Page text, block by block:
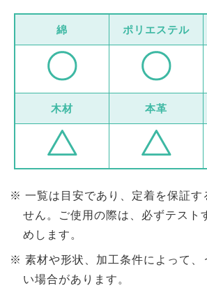
綿 ポリエステル
木材 本革
一覧は目安であり、定着を保証す
せん。ご使用の際は、必ずテスト
めします。
素材や形状、加工条件によって、
い場合があります。